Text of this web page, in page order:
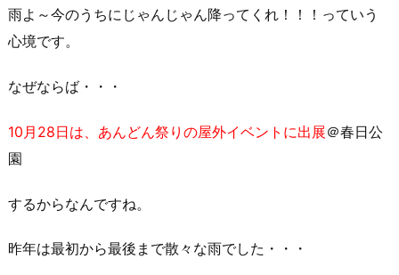
雨よ～今のうちにじゃんじゃん降ってくれ！！！っていう
心境です。
なぜならば・・・
10月28日は、あんどん祭りの屋外イベントに出展＠春日公
園
するからなんですね。
昨年は最初から最後まで散々な雨でした・・・